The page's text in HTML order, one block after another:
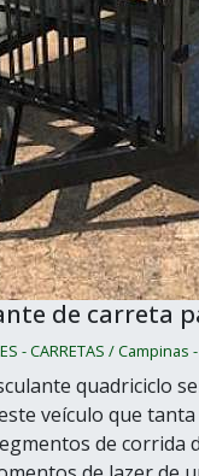
de carreta
- CARRETAS / Campinas
quadriciclo
veículo que
de corrida